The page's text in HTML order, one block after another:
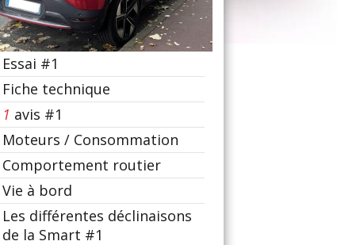
Essai #1
Fiche technique
1 avis #1
Moteurs / Consommation
Comportement routier
Vie à bord
Les différentes déclinaisons
de la Smart #1